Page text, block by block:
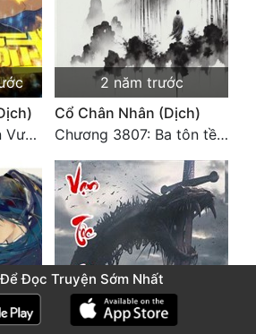
Chương 3560 Nhân Vương trở về - END
2 năm trước
Cổ Chân Nhân (Dịch)
Chương 3807: Ba tôn tề công Thiên Đình (2)
Đọc Truyện Sớm Nhất